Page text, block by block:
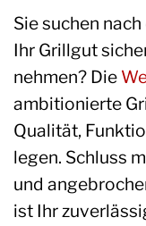
Sie suchen
Ihr Grillgut
nehmen? Die
ambitionierte
Qualität,
legen. Schluss
und
ist Ihr